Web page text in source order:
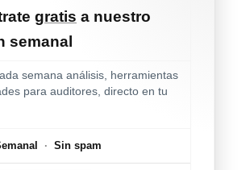
gratis a nuestro
semanal
semana análisis, herramientas
para auditores, directo en tu
· Sin spam